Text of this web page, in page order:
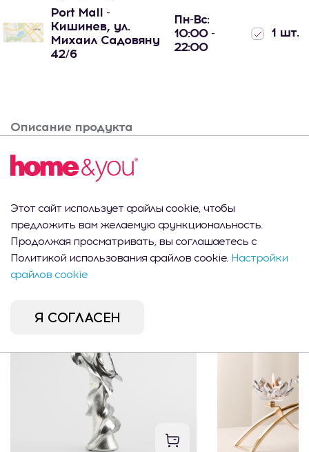
Port Mall -
Кишинев, ул.
Михаил Садовяну
42/6
Пн-Вс:
10:00 -
22:00
1 шт.
Описание продукта
Аксессуар для волос KARINNE
Вам это может
понравиться
Этот сайт использует файлы cookie, чтобы
предложить вам желаемую функциональность.
Продолжая просматривать, вы соглашаетесь с
Политикой использования файлов cookie. Настройки
файлов cookie
Я СОГЛАСЕН